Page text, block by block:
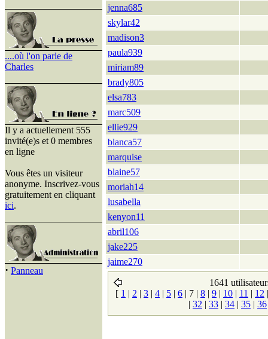
....où l'on parle de
Charles
Il y a actuellement 555
invité(e)s et 0 membres
en ligne
Vous êtes un visiteur
anonyme. Inscrivez-vous
gratuitement en cliquant
ici.
· Panneau
jenna685
skylar42
madison3
paula939
miriam89
brady805
elsa783
marc509
ellie929
blanca57
marquise
blaine57
moriah14
lusabella
kenyon11
abril106
jake225
jaime270
1641
[ 1 | 2 | 3 | 4 | 5 | 6 | 7 | 8 | 9 | 10 | 11 | 12
| 32 | 33 | 34 | 35 | 36